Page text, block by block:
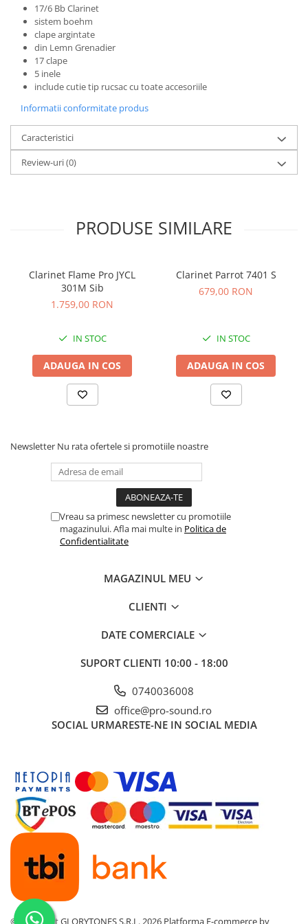
Monitoare de studio
Pop filtre
Preamplificatoare
Protectii antifonice pentru urechi
Rack studio
Recordere de studio
Recordere portabile
Sintetizatoare
Standuri si stative de monitoare
Accesorii pentru lumini
Cabluri de Alimentare
Case-uri de lumini
Comenzi si controllere
Efecte de lumini
Masini de fum si ceata
Proiectoare
Scene şi Ring-uri de Dans
Chitare si bass
Instrumente de percutie
Instrumente traditionale
Accesorii Pick-up si Vinyl
Case-uri DJ
Controllere MIDI - USB DAW
Genti pentru DJ
Mixere DJ
Platane DJ
Samplere si controllere
Stative si pupitre DJ
Cabluri si conectori
Cabluri adaptoare, cabluri Y
17/6 Bb Clarinet
sistem boehm
clape argintate
din Lemn Grenadier
17 clape
5 inele
include cutie tip rucsac cu toate accesoriile
Informatii conformitate produs
Caracteristici
Review-uri(0)
PRODUSE SIMILARE
Clarinet Flame Pro JYCL
301M Sib
1.759,00 RON
IN STOC
ADAUGA IN COS
Clarinet Parrot 7401 S
679,00 RON
IN STOC
ADAUGA IN COS
Newsletter Nu rata ofertele si promotiile noastre
Vreau sa primesc newsletter cu promotiile
magazinului. Afla mai multe in Politica de
Confidentialitate
MAGAZINUL MEU
CLIENTI
DATE COMERCIALE
SUPORT CLIENTI 10:00 - 18:00
0740036008
office@pro-sound.ro
SOCIAL URMARESTE-NE IN SOCIAL MEDIA